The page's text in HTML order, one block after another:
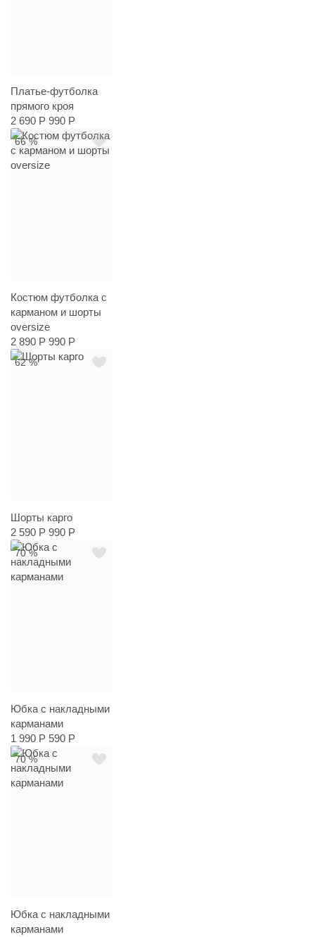
Платье-футболка
прямого кроя
2 690 Р 990 Р
66 %
Костюм футболка с
карманом и шорты
oversize
2 890 Р 990 Р
62 %
Шорты карго
2 590 Р 990 Р
70 %
Юбка с накладными
карманами
1 990 Р 590 Р
70 %
Юбка с накладными
карманами